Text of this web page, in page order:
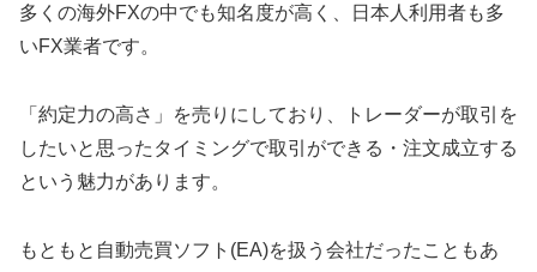
多くの海外FXの中でも知名度が高く、日本人利用者も多
いFX業者です。
「約定力の高さ」を売りにしており、トレーダーが取引を
したいと思ったタイミングで取引ができる・注文成立する
という魅力があります。
もともと自動売買ソフト(EA)を扱う会社だったこともあ